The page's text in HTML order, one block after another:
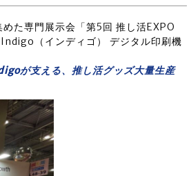
た専門展示会「第5回 推し活EXPO
（インディゴ） デジタル印刷機
が支える、推し活グッズ大量生産